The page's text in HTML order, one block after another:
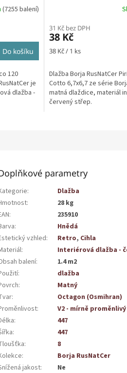
(7255 balení)
Do košíku
120
je
dlažba -
31 Kč bez DPH
38 Kč
Měrná
38 Kč / 1 ks
Dlažba Borja RusNatCer
Cotto 6,7x6,7 ze série
matná dlaždice, materiál
červený střep.
parametry
:
Dlažba
:
28 kg
:
235910
:
Hnědá
vzhled: Retro, Cihla
:
Interiérová dlažba -
balení:
1.4 m2
:
dlažba
:
Matný
:
Octagon (Osmihran)
:
V2 - mírně proměnlivý
:
447
:
447
:
8
:
Borja RusNatCer
jakost: Ne